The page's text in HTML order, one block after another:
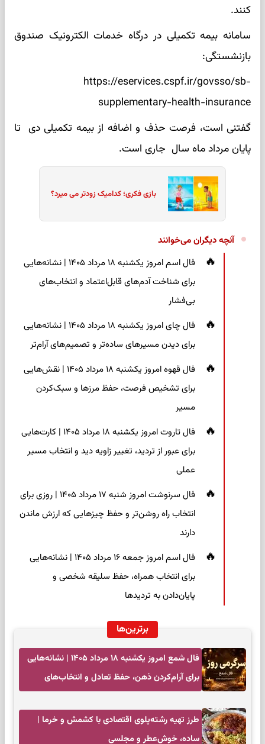
کنند.
سامانه بیمه تکمیلی در درگاه خدمات الکترونیک صندوق
بازنشستگی:
https://eservices.cspf.ir/govsso/sb-
supplementary-health-insurance
گفتنی است، فرصت حذف و اضافه از بیمه تکمیلی دی تا
پایان مرداد ماه سال جاری است.
بازی فکری؛ کدامیک زودتر می میرد؟
آنچه دیگران می‌خوانند
فال اسم امروز یکشنبه ۱۸ مرداد ۱۴۰۵ | نشانه‌هایی
برای شناخت آدم‌های قابل‌اعتماد و انتخاب‌های
بی‌فشار
فال چای امروز یکشنبه ۱۸ مرداد ۱۴۰۵ | نشانه‌هایی
برای دیدن مسیرهای ساده‌تر و تصمیم‌های آرام‌تر
فال قهوه امروز یکشنبه ۱۸ مرداد ۱۴۰۵ | نقش‌هایی
برای تشخیص فرصت، حفظ مرزها و سبک‌کردن
مسیر
فال تاروت امروز یکشنبه ۱۸ مرداد ۱۴۰۵ | کارت‌هایی
برای عبور از تردید، تغییر زاویه دید و انتخاب مسیر
عملی
فال سرنوشت امروز شنبه ۱۷ مرداد ۱۴۰۵ | روزی برای
انتخاب راه روشن‌تر و حفظ چیزهایی که ارزش ماندن
دارند
فال اسم امروز جمعه ۱۶ مرداد ۱۴۰۵ | نشانه‌هایی
برای انتخاب همراه، حفظ سلیقه شخصی و
پایان‌دادن به تردیدها
برترین‌ها
فال شمع امروز یکشنبه ۱۸ مرداد ۱۴۰۵ | نشانه‌هایی
برای آرام‌کردن ذهن، حفظ تعادل و انتخاب‌های
طرز تهیه رشته‌پلوی اقتصادی با کشمش و خرما |
ساده، خوش‌عطر و مجلسی